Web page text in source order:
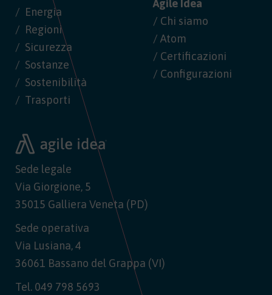
Energia
Regioni
Sicurezza
Sostanze
Sostenibilità
Trasporti
Agile Idea
/ Chi siamo
/ Atom
/ Certificazioni
/ Configurazioni
Sede legale
Via Giorgione, 5
35015 Galliera Veneta (PD)
Sede operativa
Via Lusiana, 4
36061 Bassano del Grappa (VI)
Tel. 049 798 5693